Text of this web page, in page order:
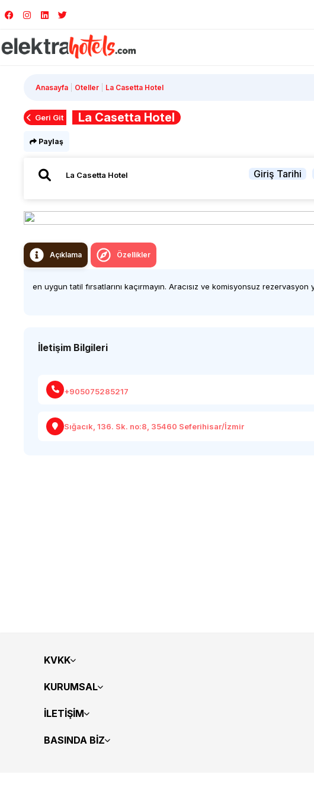
Anasayfa Oteller La Casetta Hotel
Geri Git La Casetta Hotel
Paylaş
Giriş Tarihi
Açıklama Özellikler
en uygun tatil fırsatlarını kaçırmayın. Aracısız ve komisyonsuz rezervasyon
İletişim Bilgileri
+905075285217
Sığacık, 136. Sk. no:8, 35460 Seferihisar/İzmir
KVKK
KURUMSAL
İLETİŞİM
BASINDA BİZ